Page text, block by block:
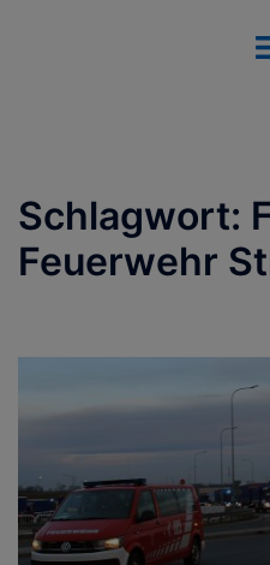
Schlagwort:
Feuerwehr